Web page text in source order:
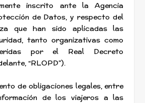
inscrito ante la Agencia
de Datos, y respecto del
que han sido aplicadas las
tanto organizativas como
por el Real Decreto
“RLOPD”).
de obligaciones legales, entre
de los viajeros a las